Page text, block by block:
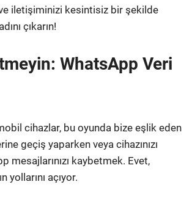
iletişiminizi kesintisiz bir şekilde
çıkarın!
WhatsApp Veri
cihazlar, bu oyunda bize eşlik eden
geçiş yaparken veya cihazınızı
kaybetmek. Evet,
açıyor.